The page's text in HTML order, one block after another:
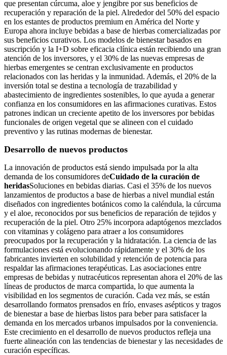
que presentan cúrcuma, aloe y jengibre por sus beneficios de
recuperación y reparación de la piel. Alrededor del 50% del espacio
en los estantes de productos premium en América del Norte y
Europa ahora incluye bebidas a base de hierbas comercializadas por
sus beneficios curativos. Los modelos de bienestar basados ​​en
suscripción y la I+D sobre eficacia clínica están recibiendo una gran
atención de los inversores, y el 30% de las nuevas empresas de
hierbas emergentes se centran exclusivamente en productos
relacionados con las heridas y la inmunidad. Además, el 20% de la
inversión total se destina a tecnología de trazabilidad y
abastecimiento de ingredientes sostenibles, lo que ayuda a generar
confianza en los consumidores en las afirmaciones curativas. Estos
patrones indican un creciente apetito de los inversores por bebidas
funcionales de origen vegetal que se alineen con el cuidado
preventivo y las rutinas modernas de bienestar.
Desarrollo de nuevos productos
La innovación de productos está siendo impulsada por la alta
demanda de los consumidores deCuidado de la curación de
heridasSoluciones en bebidas diarias. Casi el 35% de los nuevos
lanzamientos de productos a base de hierbas a nivel mundial están
diseñados con ingredientes botánicos como la caléndula, la cúrcuma
y el aloe, reconocidos por sus beneficios de reparación de tejidos y
recuperación de la piel. Otro 25% incorpora adaptógenos mezclados
con vitaminas y colágeno para atraer a los consumidores
preocupados por la recuperación y la hidratación. La ciencia de las
formulaciones está evolucionando rápidamente y el 30% de los
fabricantes invierten en solubilidad y retención de potencia para
respaldar las afirmaciones terapéuticas. Las asociaciones entre
empresas de bebidas y nutracéuticos representan ahora el 20% de las
líneas de productos de marca compartida, lo que aumenta la
visibilidad en los segmentos de curación. Cada vez más, se están
desarrollando formatos prensados ​​en frío, envases asépticos y tragos
de bienestar a base de hierbas listos para beber para satisfacer la
demanda en los mercados urbanos impulsados ​​por la conveniencia.
Este crecimiento en el desarrollo de nuevos productos refleja una
fuerte alineación con las tendencias de bienestar y las necesidades de
curación específicas.